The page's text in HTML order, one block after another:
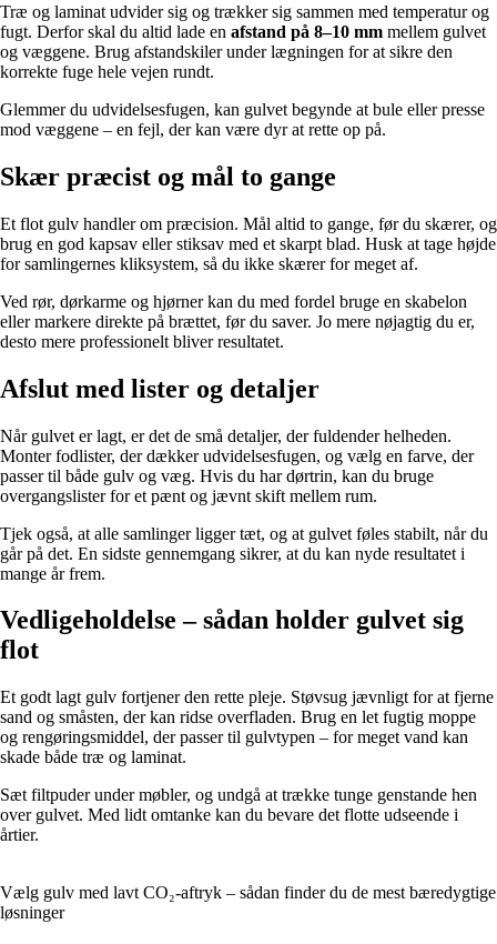
Træ og laminat udvider sig og trækker sig sammen med temperatur og
fugt. Derfor skal du altid lade en afstand på 8–10 mm mellem gulvet
og væggene. Brug afstandskiler under lægningen for at sikre den
korrekte fuge hele vejen rundt.
Glemmer du udvidelsesfugen, kan gulvet begynde at bule eller presse
mod væggene – en fejl, der kan være dyr at rette op på.
Skær præcist og mål to gange
Et flot gulv handler om præcision. Mål altid to gange, før du skærer, og
brug en god kapsav eller stiksav med et skarpt blad. Husk at tage højde
for samlingernes kliksystem, så du ikke skærer for meget af.
Ved rør, dørkarme og hjørner kan du med fordel bruge en skabelon
eller markere direkte på brættet, før du saver. Jo mere nøjagtig du er,
desto mere professionelt bliver resultatet.
Afslut med lister og detaljer
Når gulvet er lagt, er det de små detaljer, der fuldender helheden.
Monter fodlister, der dækker udvidelsesfugen, og vælg en farve, der
passer til både gulv og væg. Hvis du har dørtrin, kan du bruge
overgangslister for et pænt og jævnt skift mellem rum.
Tjek også, at alle samlinger ligger tæt, og at gulvet føles stabilt, når du
går på det. En sidste gennemgang sikrer, at du kan nyde resultatet i
mange år frem.
Vedligeholdelse – sådan holder gulvet sig
flot
Et godt lagt gulv fortjener den rette pleje. Støvsug jævnligt for at fjerne
sand og småsten, der kan ridse overfladen. Brug en let fugtig moppe
og rengøringsmiddel, der passer til gulvtypen – for meget vand kan
skade både træ og laminat.
Sæt filtpuder under møbler, og undgå at trække tunge genstande hen
over gulvet. Med lidt omtanke kan du bevare det flotte udseende i
årtier.
Vælg gulv med lavt CO₂-aftryk – sådan finder du de mest bæredygtige
løsninger